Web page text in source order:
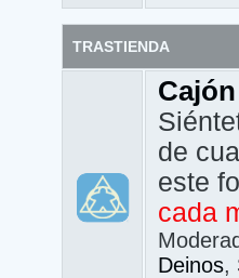
TRASTIENDA
de
este
cada
Deinos,